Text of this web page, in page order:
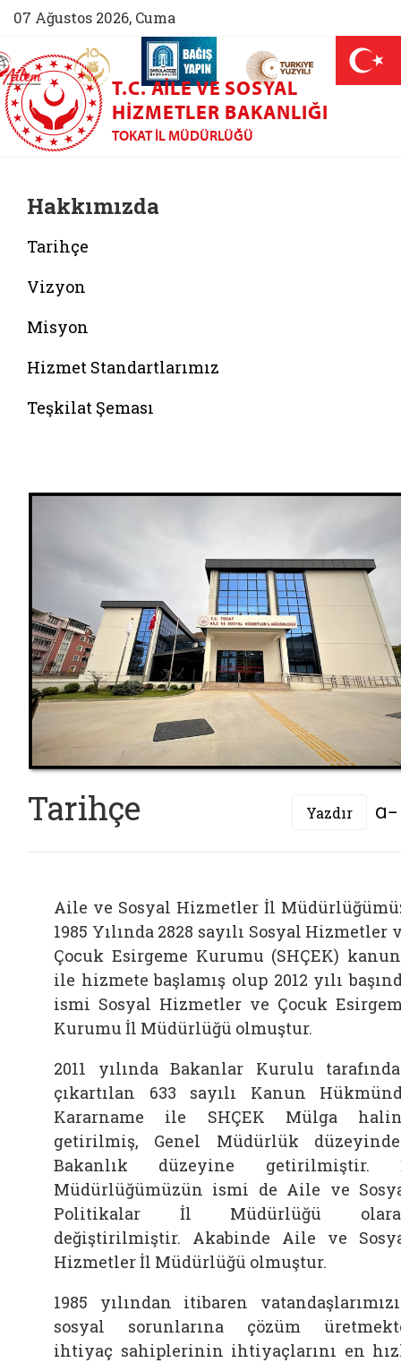
07 Ağustos 2026, Cuma
(yeni sekmede açılır)
AİLEM İletişim Merkezi (yeni sekmede açılır)
Aile ve Nüfus On Yılı (yeni sekmede açılır)
Darülaceze bağış sayfası (yeni
T.C. AILE VE SOSYAL
HIZMETLER BAKANLIĞI
TOKAT İL MÜDÜRLÜĞÜ
Hakkımızda
Tarihçe
Vizyon
Misyon
Hizmet Standartlarımız
Teşkilat Şeması
Tarihçe Yazdır
Aile ve Sosyal Hizmetler İl
1985 Yılında 2828 sayılı Sosyal Hizmetler
Çocuk Esirgeme Kurumu (SHÇEK)
ile hizmete başlamış olup 2012 yılı
ismi Sosyal Hizmetler ve Çocuk
Kurumu İl Müdürlüğü olmuştur.
2011 yılında Bakanlar Kurulu
çıkartılan 633 sayılı Kanun
Kararname ile SHÇEK Mülga
getirilmiş, Genel Müdürlük
Bakanlık düzeyine getirilmiştir.
Müdürlüğümüzün ismi de Aile ve
Politikalar İl Müdürlüğü
değiştirilmiştir. Akabinde Aile ve
Hizmetler İl Müdürlüğü olmuştur.
1985 yılından itibaren
sosyal sorunlarına çözüm
ihtiyaç sahiplerinin ihtiyaçlarını en